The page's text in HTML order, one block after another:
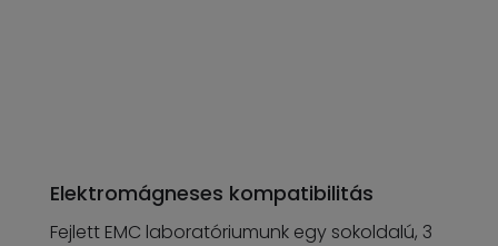
Elektromágneses kompatibilitás
Fejlett EMC laboratóriumunk egy sokoldalú, 3